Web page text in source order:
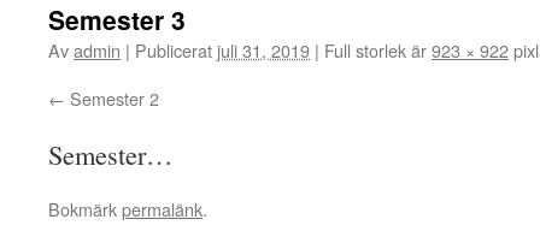
Semester 3
Avadmin | Publicerat juli 31, 2019 | Full storlek är923 × 922
Semester 2
Semester…
Bokmärkpermalänk.